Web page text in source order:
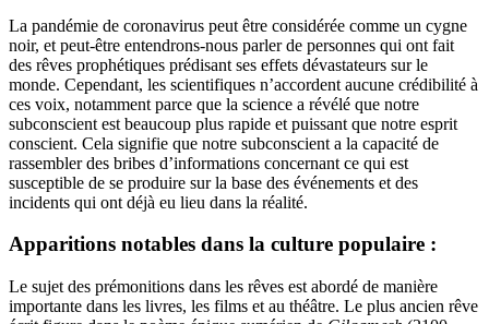
La pandémie de coronavirus peut être considérée comme un cygne
noir, et peut-être entendrons-nous parler de personnes qui ont fait
des rêves prophétiques prédisant ses effets dévastateurs sur le
monde. Cependant, les scientifiques n’accordent aucune crédibilité à
ces voix, notamment parce que la science a révélé que notre
subconscient est beaucoup plus rapide et puissant que notre esprit
conscient. Cela signifie que notre subconscient a la capacité de
rassembler des bribes d’informations concernant ce qui est
susceptible de se produire sur la base des événements et des
incidents qui ont déjà eu lieu dans la réalité.
Apparitions notables dans la culture populaire :
Le sujet des prémonitions dans les rêves est abordé de manière
importante dans les livres, les films et au théâtre. Le plus ancien rêve